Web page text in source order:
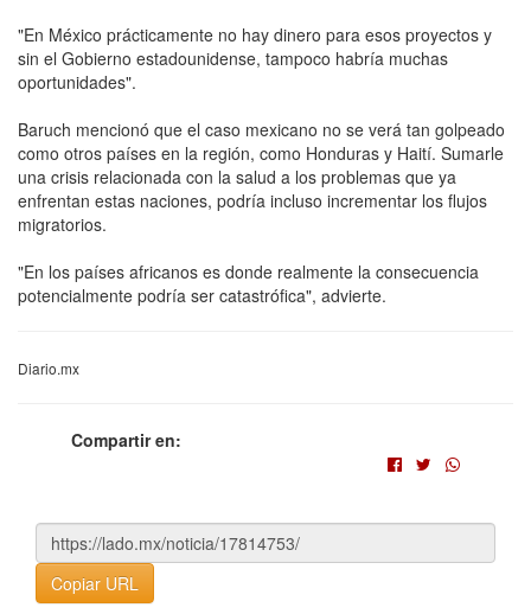
"En México prácticamente no hay dinero para esos proyectos y
sin el Gobierno estadounidense, tampoco habría muchas
oportunidades".
Baruch mencionó que el caso mexicano no se verá tan golpeado
como otros países en la región, como Honduras y Haití. Sumarle
una crisis relacionada con la salud a los problemas que ya
enfrentan estas naciones, podría incluso incrementar los flujos
migratorios.
"En los países africanos es donde realmente la consecuencia
potencialmente podría ser catastrófica", advierte.
Diario.mx
Compartir en:
Copiar URL